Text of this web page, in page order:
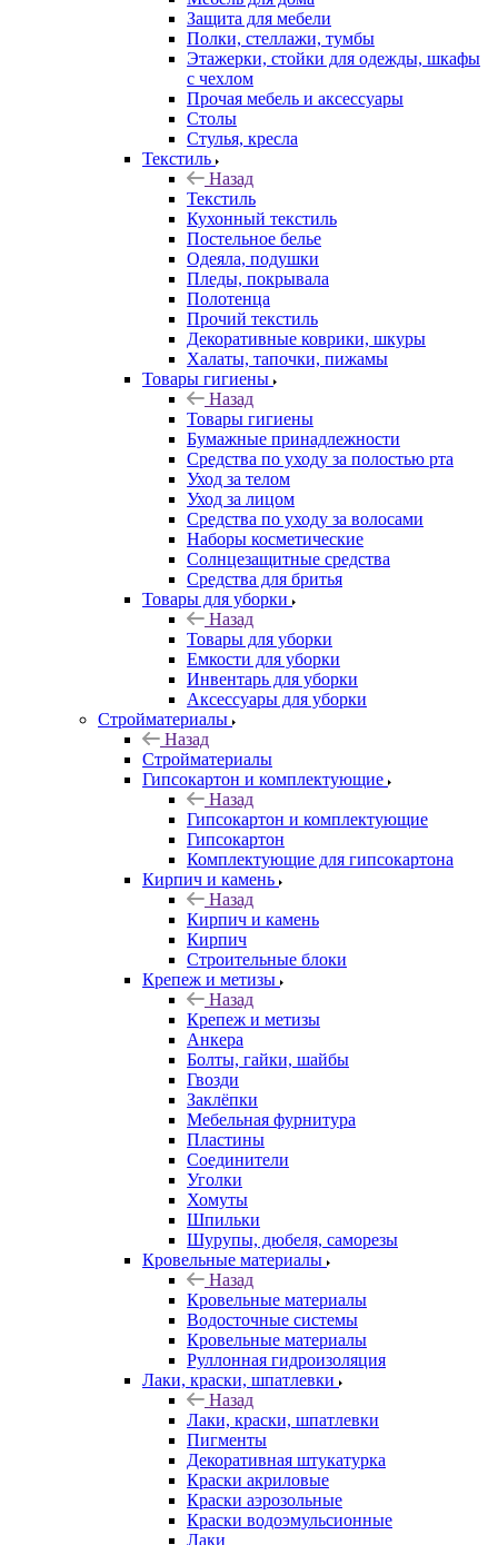
Защита для мебели
Полки, стеллажи, тумбы
Этажерки, стойки для одежды, шкафы
с чехлом
Прочая мебель и аксессуары
Столы
Стулья, кресла
Текстиль
Назад
Текстиль
Кухонный текстиль
Постельное белье
Одеяла, подушки
Пледы, покрывала
Полотенца
Прочий текстиль
Декоративные коврики, шкуры
Халаты, тапочки, пижамы
Товары гигиены
Назад
Товары гигиены
Бумажные принадлежности
Средства по уходу за полостью рта
Уход за телом
Уход за лицом
Средства по уходу за волосами
Наборы косметические
Солнцезащитные средства
Средства для бритья
Товары для уборки
Назад
Товары для уборки
Емкости для уборки
Инвентарь для уборки
Аксессуары для уборки
Стройматериалы
Назад
Стройматериалы
Гипсокартон и комплектующие
Назад
Гипсокартон и комплектующие
Гипсокартон
Комплектующие для гипсокартона
Кирпич и камень
Назад
Кирпич и камень
Кирпич
Строительные блоки
Крепеж и метизы
Назад
Крепеж и метизы
Анкера
Болты, гайки, шайбы
Гвозди
Заклёпки
Мебельная фурнитура
Пластины
Соединители
Уголки
Хомуты
Шпильки
Шурупы, дюбеля, саморезы
Кровельные материалы
Назад
Кровельные материалы
Водосточные системы
Кровельные материалы
Руллонная гидроизоляция
Лаки, краски, шпатлевки
Назад
Лаки, краски, шпатлевки
Пигменты
Декоративная штукатурка
Краски акриловые
Краски аэрозольные
Краски водоэмульсионные
Лаки